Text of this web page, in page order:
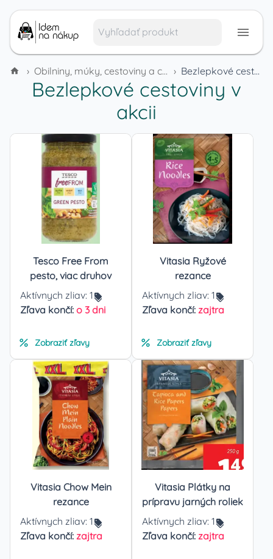
› Obilniny, múky, cestoviny a cereálie › Bezlepkové cestoviny
Bezlepkové cestoviny v
akcii
Tesco Free From
pesto, viac druhov
Aktívnych zliav: 1
Zľava končí: o 3 dni
Zobraziť zľavy
Vitasia Ryžové
rezance
Aktívnych zliav: 1
Zľava končí: zajtra
Zobraziť zľavy
Vitasia Chow Mein
rezance
Aktívnych zliav: 1
Zľava končí: zajtra
Vitasia Plátky na
prípravu jarných roliek
Aktívnych zliav: 1
Zľava končí: zajtra